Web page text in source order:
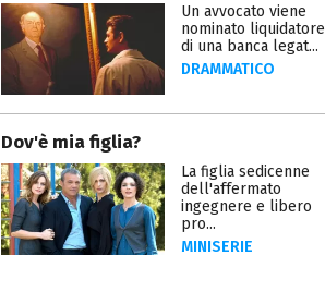
Un avvocato viene
nominato liquidatore
di una banca legat...
DRAMMATICO
Dov'è mia figlia?
La figlia sedicenne
dell'affermato
ingegnere e libero
pro...
MINISERIE